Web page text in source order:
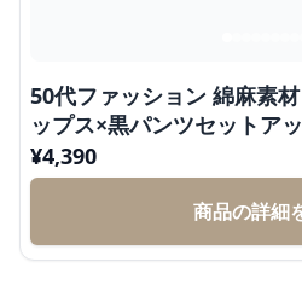
50代ファッション 綿麻素
ップス×黒パンツセットア
¥4,390
商品の詳細